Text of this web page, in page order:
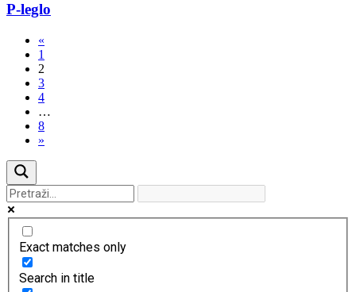
P-leglo
«
1
2
3
4
…
8
»
Exact matches only
Search in title